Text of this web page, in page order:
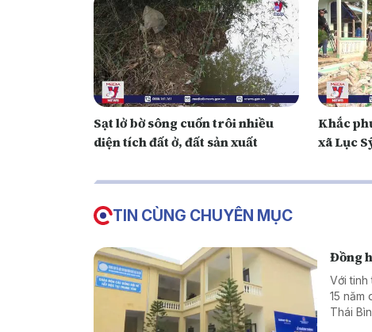
Sạt lở bờ sông cuốn trôi nhiều
diện tích đất ở, đất sản xuất
Khắc
xã Lục
TIN CÙNG CHUYÊN MỤC
Đồng
Với tinh
15 năm
Thái